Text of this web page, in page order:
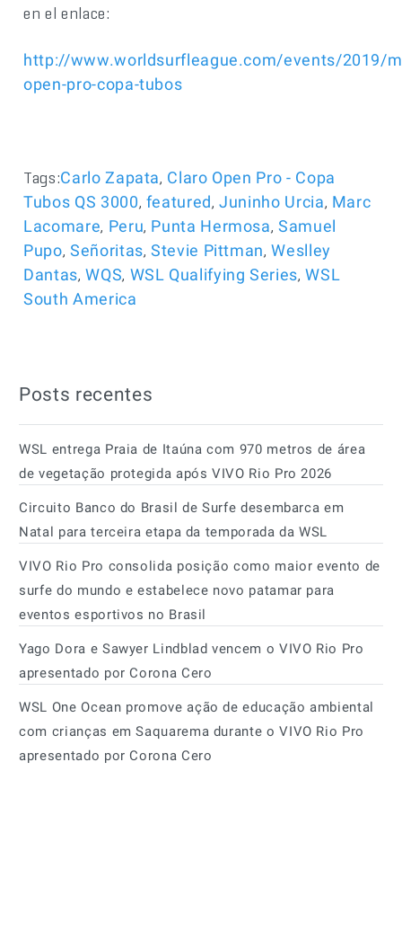
en el enlace:
http://www.worldsurfleague.com/events/2019/
open-pro-copa-tubos
Tags:Carlo Zapata, Claro Open Pro - Copa
Tubos QS 3000, featured,Juninho Urcia, Marc
Lacomare, Peru, Punta Hermosa,Samuel
Pupo,Señoritas,Stevie Pittman,Weslley
Dantas,WQS, WSL Qualifying Series,WSL
South America
Posts recentes
WSL entrega Praia de Itaúna com 970 metros de área
de vegetação protegida após VIVO Rio Pro 2026
Circuito Banco do Brasil de Surfe desembarca em
Natal para terceira etapa da temporada da WSL
VIVO Rio Pro consolida posição como maior evento de
surfe do mundo e estabelece novo patamar para
eventos esportivos no Brasil
Yago Dora e Sawyer Lindblad vencem o VIVO Rio Pro
apresentado por Corona Cero
WSL One Ocean promove ação de educação ambiental
com crianças em Saquarema durante o VIVO Rio Pro
apresentado por Corona Cero